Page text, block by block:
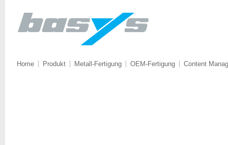
Home Produkt Metall-Fertigung OEM-Fertigung Content